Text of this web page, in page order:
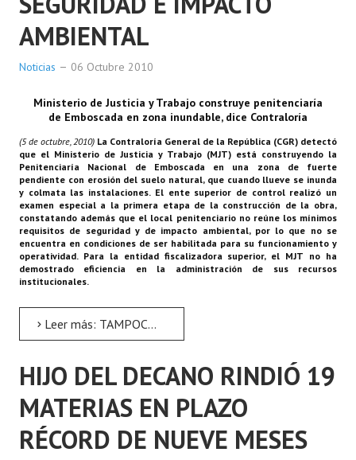
AMBIENTAL
Noticias 06 Octubre 2010
Ministerio de Justicia y Trabajo construye penitenciaría
de Emboscada en zona inundable, dice Contraloría
(5 de octubre, 2010) La Contraloría General de la República (CGR) detectó
que el Ministerio de Justicia y Trabajo (MJT) está construyendo la
Penitenciaría Nacional de Emboscada en una zona de fuerte
pendiente con erosión del suelo natural, que cuando llueve se inunda
y colmata las instalaciones. El ente superior de control realizó un
examen especial a la primera etapa de la construcción de la obra,
constatando además que el local penitenciario no reúne los mínimos
requisitos de seguridad y de impacto ambiental, por lo que no se
encuentra en condiciones de ser habilitada para su funcionamiento y
operatividad. Para la entidad fiscalizadora superior, el MJT no ha
demostrado eficiencia en la administración de sus recursos
institucionales.
Leer más: TAMPOCO REÚNE REQUISITOS MÍNIMOS DE SEGURIDAD E IMPACTO AMBIENTAL
HIJO DEL DECANO RINDIÓ 19
MATERIAS EN PLAZO
RÉCORD DE NUEVE MESES